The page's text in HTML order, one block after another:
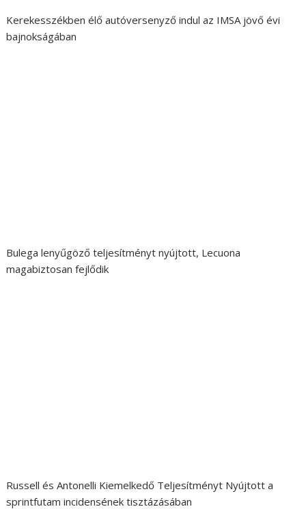
Kerekesszékben élő autóversenyző indul az IMSA jövő évi
bajnokságában
Bulega lenyűgöző teljesítményt nyújtott, Lecuona
magabiztosan fejlődik
Russell és Antonelli Kiemelkedő Teljesítményt Nyújtott a
sprintfutam incidensének tisztázásában